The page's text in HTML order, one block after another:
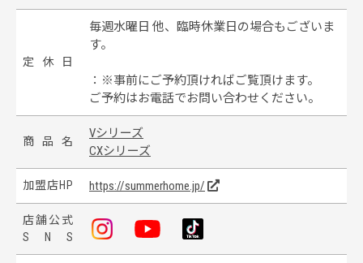
定 休 日
毎週水曜日 他、臨時休業日の場合もございま
す。
：※事前にご予約頂ければご覧頂けます。
ご予約はお電話でお問い合わせください。
商 品 名
Vシリーズ
CXシリーズ
加盟店H P https://summerhome.jp/
店舗 公式
S
N S